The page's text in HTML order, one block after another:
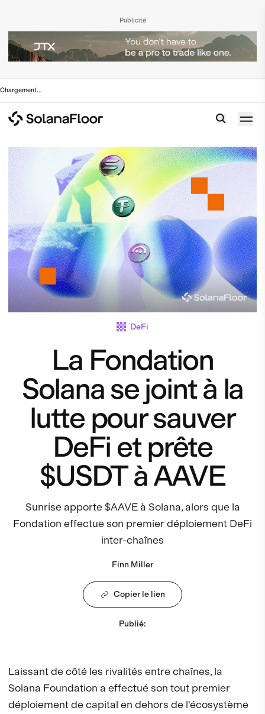
Publicité
Chargement...
DeFi
La Fondation
Solana se joint à la
lutte pour sauver
DeFi et prête
$USDT à AAVE
Sunrise apporte $AAVE à Solana, alors que la
Fondation effectue son premier déploiement DeFi
inter-chaînes
Finn Miller
Copier le lien
Publié:
Laissant de côté les rivalités entre chaînes, la
Solana Foundation a effectué son tout premier
déploiement de capital en dehors de l'écosystème